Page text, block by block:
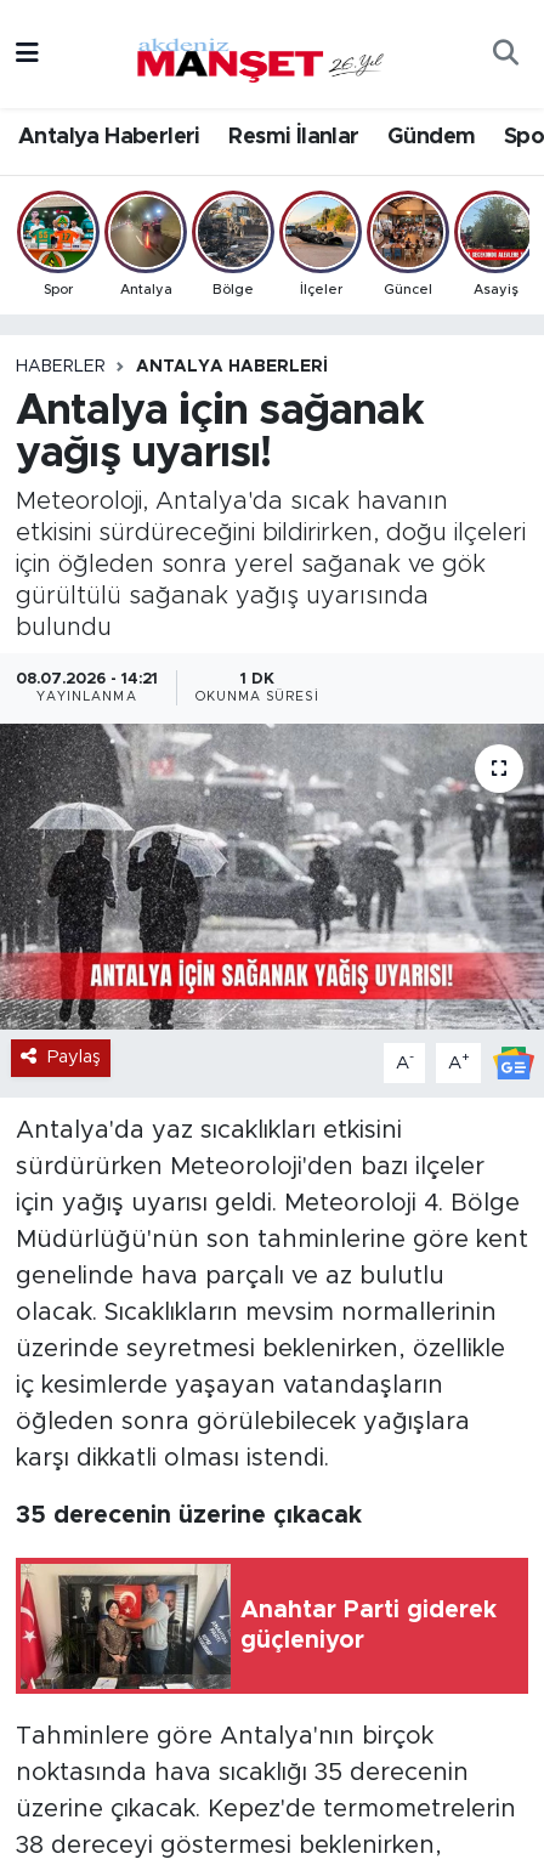
Antalya Haberleri Resmi İlanlar Gündem
Spor Antalya Bölge İlçeler Güncel Asayiş
HABERLER ANTALYA HABERLERI
Antalya için sağanak
yağış uyarısı!
Meteoroloji, Antalya'da sıcak havanın
etkisini sürdüreceğini bildirirken, doğu ilçeleri
için öğleden sonra yerel sağanak ve gök
gürültülü sağanak yağış uyarısında
bulundu
08.07.2026 - 14:21
YAYINLANMA
1 DK
OKUNMA SÜRESI
Paylaş A- A+
Antalya'da yaz sıcaklıkları etkisini
sürdürürken Meteoroloji'den bazı ilçeler
için yağış uyarısı geldi. Meteoroloji 4. Bölge
Müdürlüğü'nün son tahminlerine göre kent
genelinde hava parçalı ve az bulutlu
olacak. Sıcaklıkların mevsim normallerinin
üzerinde seyretmesi beklenirken, özellikle
iç kesimlerde yaşayan vatandaşların
öğleden sonra görülebilecek yağışlara
karşı dikkatli olması istendi.
35 derecenin üzerine çıkacak
Anahtar Parti giderek
güçleniyor
Tahminlere göre Antalya'nın birçok
noktasında hava sıcaklığı 35 derecenin
üzerine çıkacak. Kepez'de termometrelerin
38 dereceyi göstermesi beklenirken,
Bilim & Teknoloji
Eğitim
Ekonomi
Gündem
İlçeler
Kültür- Sanat
Magazin
Resmi İlanlar
Sağlık
Spor
Turizm
Antalya Hava Durumu
Antalya Namaz Vakitleri
Antalya Trafik Yoğunluk Haritası
Tüm Manşetler
Son Dakika Haberleri
Haber Arşivi